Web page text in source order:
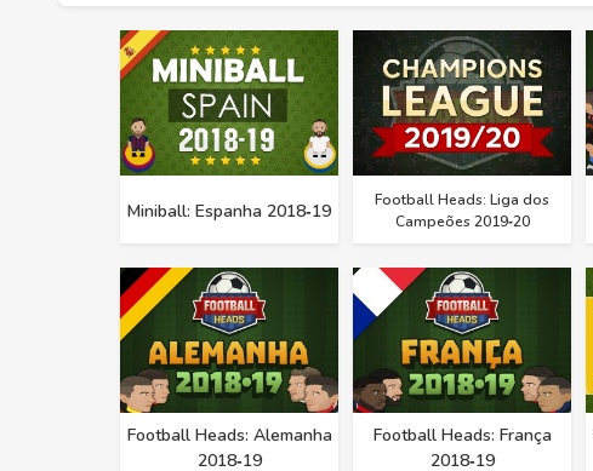
Miniball: Espanha 2018‑19
Football Heads: Liga dos
Campeões 2019‑20
Football Heads: Alemanha
2018‑19
Football Heads: França
2018‑19